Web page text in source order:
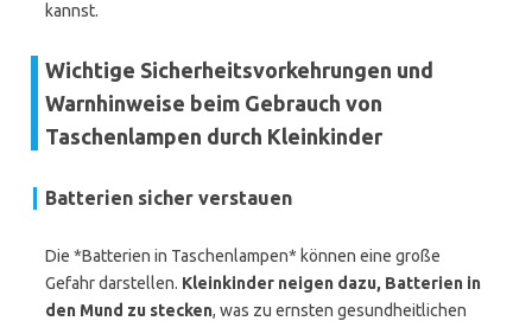
kannst.
Wichtige Sicherheitsvorkehrungen und
Warnhinweise beim Gebrauch von
Taschenlampen durch Kleinkinder
Batterien sicher verstauen
Die *Batterien in Taschenlampen* können eine große
Gefahr darstellen. Kleinkinder neigen dazu, Batterien in
den Mund zu stecken, was zu ernsten gesundheitlichen